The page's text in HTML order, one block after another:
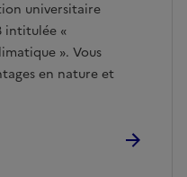
universitaire
intitulée «
». Vous
en nature et